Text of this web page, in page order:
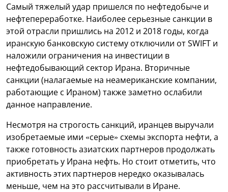
Самый тяжелый удар пришелся по нефтедобыче и
нефтепереработке. Наиболее серьезные санкции в
этой отрасли пришлись на 2012 и 2018 годы, когда
иранскую банковскую систему отключили от SWIFT и
наложили ограничения на инвестиции в
нефтедобывающий сектор Ирана. Вторичные
санкции (налагаемые на неамериканские компании,
работающие с Ираном) также заметно ослабили
данное направление.
Несмотря на строгость санкций, иранцев выручали
изобретаемые ими «серые» схемы экспорта нефти, а
также готовность азиатских партнеров продолжать
приобретать у Ирана нефть. Но стоит отметить, что
активность этих партнеров нередко оказывалась
меньше, чем на это рассчитывали в Иране.